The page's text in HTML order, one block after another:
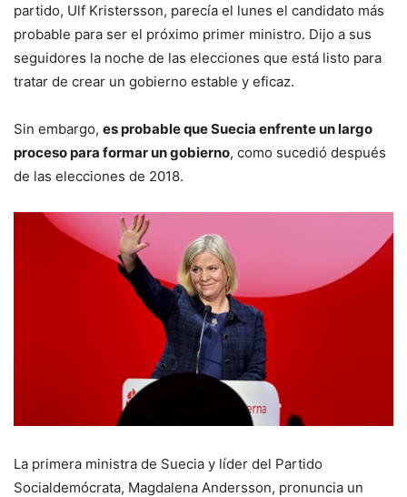
partido, Ulf Kristersson, parecía el lunes el candidato más
probable para ser el próximo primer ministro. Dijo a sus
seguidores la noche de las elecciones que está listo para
tratar de crear un gobierno estable y eficaz.
Sin embargo, es probable que Suecia enfrente un largo
proceso para formar un gobierno, como sucedió después
de las elecciones de 2018.
La primera ministra de Suecia y líder del Partido
Socialdemócrata, Magdalena Andersson, pronuncia un